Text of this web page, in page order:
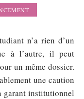
n’a rien d’un
à l’autre, il peut
un même dossier.
une caution
garant institutionnel